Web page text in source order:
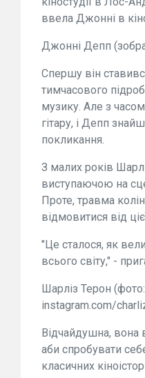
ввела Джонні в
Джонні Депп
Спершу він
тимчасового
музику. Але з
гітару, і Депп
покликання.
З малих років
виступаючою на
Проте, травма
відмовитися від
"Це сталося, як
всього світу," -
Шарліз Терон (фото:
instagram.com/
Відчайдушна, вона
аби спробувати
класичних